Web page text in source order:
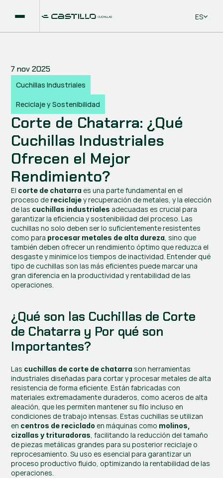
Select
ES
7 nov 2025
Cuchillas Industriales
Reciclaje y Sostenibilidad
Corte de Chatarra: ¿Qué
Cuchillas Industriales
Ofrecen el Mejor
Rendimiento?
El corte de chatarra es una parte fundamental en el
proceso de reciclaje y recuperación de metales, y la elección
de las cuchillas industriales adecuadas es crucial para
garantizar la eficiencia y sostenibilidad del proceso. Las
cuchillas no solo deben ser lo suficientemente resistentes
como para procesar metales de alta dureza, sino que
también deben ofrecer un rendimiento óptimo que reduzca el
desgaste y minimice los tiempos de inactividad. Entender qué
tipo de cuchillas son las más eficientes puede marcar una
gran diferencia en la productividad y rentabilidad de las
operaciones.
¿Qué son las Cuchillas de Corte
de Chatarra y Por qué son
Importantes?
Las cuchillas de corte de chatarra son herramientas
industriales diseñadas para cortar y procesar metales de alta
resistencia de forma eficiente. Están fabricadas con
materiales extremadamente duraderos, como aceros de alta
aleación, que les permiten mantener su filo incluso en
condiciones de trabajo intensas. Estas cuchillas se utilizan
en centros de reciclado en máquinas como molinos,
cizallas y trituradoras, facilitando la reducción del tamaño
de piezas metálicas grandes para su posterior reciclaje o
reprocesamiento. Su uso es esencial para garantizar un
proceso productivo fluido, optimizando la rentabilidad de las
operaciones.